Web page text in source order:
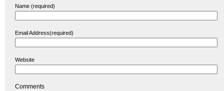
Name (required)
Email Address(required)
Website
Comments